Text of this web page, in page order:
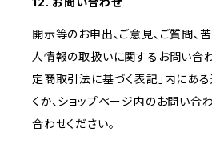
開示等のお申出、ご意見、ご質問、
人情報の取扱いに関するお問い合わ
定商取引法に基づく表記」内にあ
くか、ショップページ内のお問い合
合わせください。